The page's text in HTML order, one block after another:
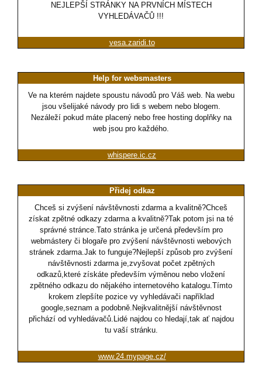
NEJLEPŠÍ STRÁNKY NA PRVNÍCH MÍSTECH
VYHLEDÁVAČŮ !!!
vesa.zaridi.to
Help for websmasters
Ve na kterém najdete spoustu návodů pro Váš web. Na webu
jsou všelijaké návody pro lidi s webem nebo blogem.
Nezáleží pokud máte placený nebo free hosting doplňky na
web jsou pro každého.
whispere.ic.cz
Přidej odkaz
Chceš si zvýšení návštěvnosti zdarma a kvalitně?Chceš
získat zpětné odkazy zdarma a kvalitně?Tak potom jsi na té
správné stránce.Tato stránka je určená především pro
webmástery či blogaře pro zvýšení návštěvnosti webových
stránek zdarma.Jak to funguje?Nejlepší způsob pro zvýšení
návštěvnosti zdarma je,zvyšovat počet zpětných
odkazů,které získáte především výměnou nebo vložení
zpětného odkazu do nějakého internetového katalogu.Tímto
krokem zlepšíte pozice vy vyhledávači například
google,seznam a podobně.Nejkvalitnější návštěvnost
přichází od vyhledávačů.Lidé najdou co hledají,tak ať najdou
tu vaší stránku.
www.24.mypage.cz/